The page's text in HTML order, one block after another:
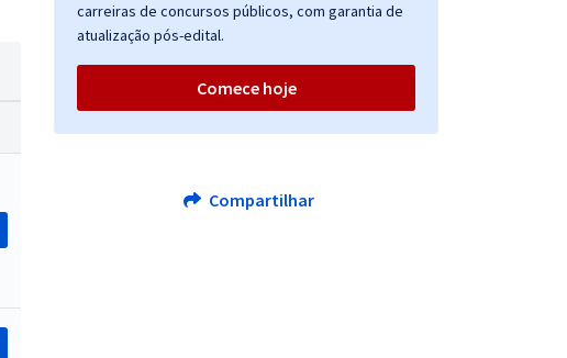
carreiras de concursos públicos, com garantia de
atualização pós-edital.
Comece hoje
Compartilhar